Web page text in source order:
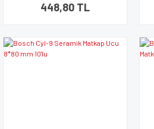
448,80 TL